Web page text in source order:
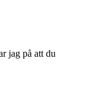
jag på att du